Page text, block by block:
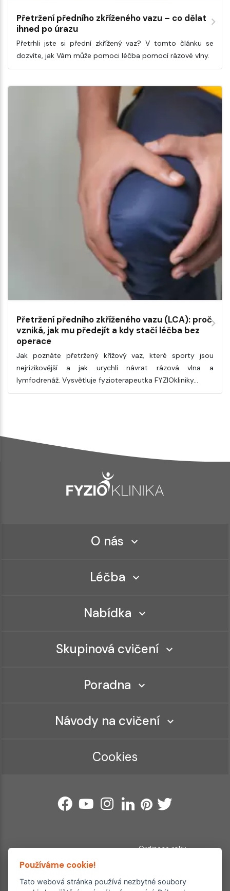
Přetržení předního zkříženého vazu – co dělat
ihned po úrazu
Přetrhli jste si přední zkřížený vaz? V tomto článku se
dozvíte, jak Vám může pomoci léčba pomocí rázové vlny.
Přetržení předního zkříženého vazu (LCA): proč
vzniká, jak mu předejít a kdy stačí léčba bez
operace
Jak poznáte přetržený křížový vaz, které sporty jsou
nejrizikovější a jak urychlí návrat rázová vlna a
lymfodrenáž. Vysvětluje fyzioterapeutka FYZIOkliniky…
O nás
Léčba
Nabídka
Skupinová cvičení
Poradna
Návody na cvičení
Cookies
Ordinace roku
Používáme cookie!
Tato webová stránka používá nezbytné soubory